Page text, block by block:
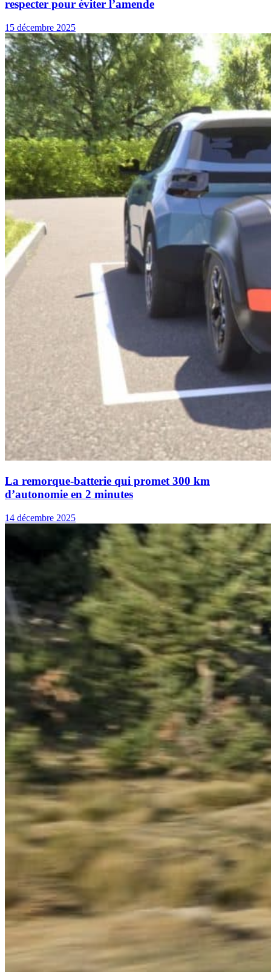
respecter pour éviter l’amende
15 décembre 2025
La remorque-batterie qui promet 300 km
d’autonomie en 2 minutes
14 décembre 2025